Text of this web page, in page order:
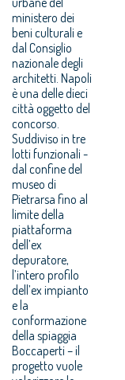
ministero dei
beni culturali e
dal Consiglio
nazionale degli
architetti. Napoli
è una delle dieci
città oggetto del
concorso.
Suddiviso in tre
lotti funzionali -
dal confine del
museo di
Pietrarsa fino al
limite della
piattaforma
dell’ex
depuratore,
l’intero profilo
dell’ex impianto
e la
conformazione
della spiaggia
Boccaperti – il
progetto vuole